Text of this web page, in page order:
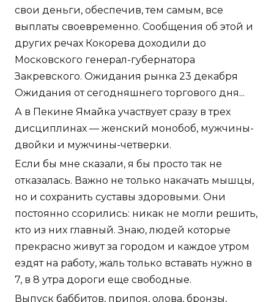
свои деньги, обеспечив, тем самым, все
выплаты своевременно. Сообщения об этой и
других речах Кокорева доходили до
Московского генерал-губернатора
Закревского. Ожидания рынка 23 декабря
Ожидания от сегодняшнего торгового дня...
А в Пекине Ямайка участвует сразу в трех
дисциплинах — женский монобоб, мужчины-
двойки и мужчины-четверки.
Если бы мне сказали, я бы просто так не
отказалась. Важно не только накачать мышцы,
но и сохранить суставы здоровыми. Они
постоянно ссорились: никак не могли решить,
кто из них главный. Знаю, людей которые
прекрасно живут за городом и каждое утром
ездят на работу, жаль только вставать нужно в
7, в 8 утра дороги еще свободные.
Выпуск баббитов, припоя, олова, бронзы,